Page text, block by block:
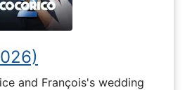
and François's wedding